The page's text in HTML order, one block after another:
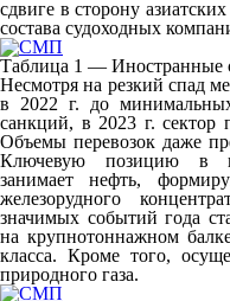
сдвиге в сторону
состава судоходных
Таблица 1 — Иностранные
Несмотря на резкий спад
в 2022 г. до
санкций, в 2023 г. сектор
Объемы перевозок даже
Ключевую позицию в
занимает нефть,
железорудного
значимых событий года
на крупнотоннажном
класса. Кроме того,
природного газа.